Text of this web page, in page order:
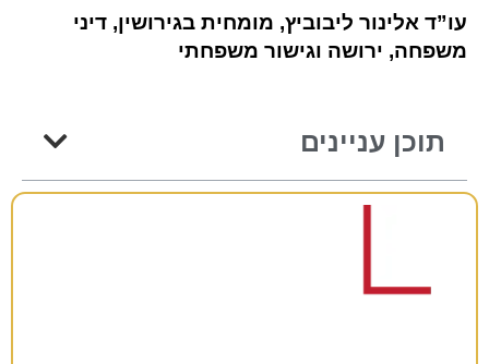
עו”ד אלינור ליבוביץ, מומחית בגירושין, דיני
משפחה, ירושה וגישור משפחתי
תוכן עניינים